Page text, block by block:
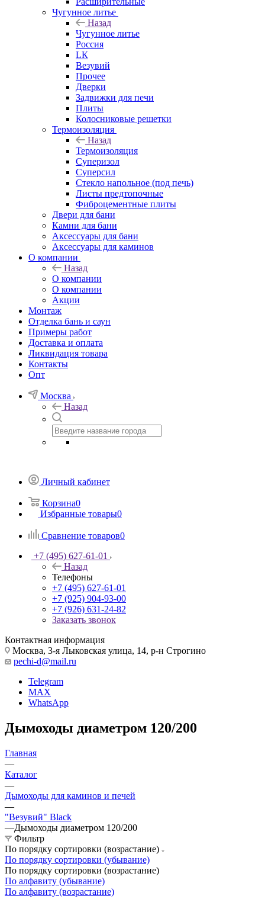
Чугунное литье
Назад
Чугунное литье
Россия
LК
Везувий
Прочее
Дверки
Задвижки для печи
Плиты
Колосниковые решетки
Термоизоляция
Назад
Термоизоляция
Суперизол
Суперсил
Стекло напольное (под печь)
Листы предтопочные
Фиброцементные плиты
Двери для бани
Камни для бани
Аксессуары для бани
Аксессуары для каминов
О компании
Назад
О компании
О компании
Акции
Монтаж
Отделка бань и саун
Примеры работ
Доставка и оплата
Ликвидация товара
Контакты
Опт
Москва
Назад
Личный кабинет
Корзина0
Избранные товары0
Сравнение товаров0
+7 (495) 627-61-01
Назад
Телефоны
+7 (495) 627-61-01
+7 (925) 904-93-00
+7 (926) 631-24-82
Заказать звонок
Контактная информация
Москва, 3-я Лыковская улица, 14, р-н Строгино
pechi-d@mail.ru
Telegram
MAX
WhatsApp
Дымоходы диаметром 120/200
Главная
—
Каталог
—
Дымоходы для каминов и печей
—
"Везувий" Black
—Дымоходы диаметром 120/200
Фильтр
По порядку сортировки (возрастание)
По порядку сортировки (убывание)
По порядку сортировки (возрастание)
По алфавиту (убывание)
По алфавиту (возрастание)